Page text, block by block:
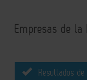
Empresas de la
Resultados